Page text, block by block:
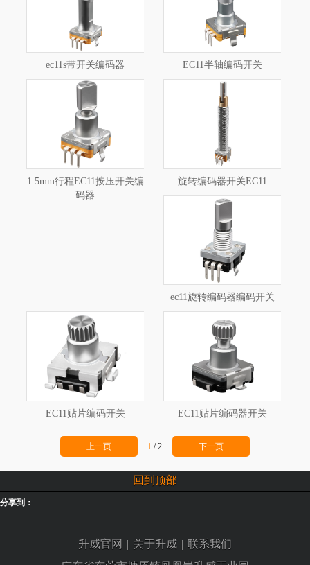
ec11s带开关编码器 EC11半轴编码开关
1.5mm行程EC11按压开关编
码器
旋转编码器开关EC11
ec11旋转编码器编码开关
EC11贴片编码开关 EC11贴片编码器开关
上一页 1 /2 下一页
回到顶部
分享到：
升威官网 | 关于升威 | 联系我们